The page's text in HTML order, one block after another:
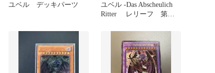
ユベル デッキパーツ
ユベル -Das Abscheulich
Ritter レリーフ 第二